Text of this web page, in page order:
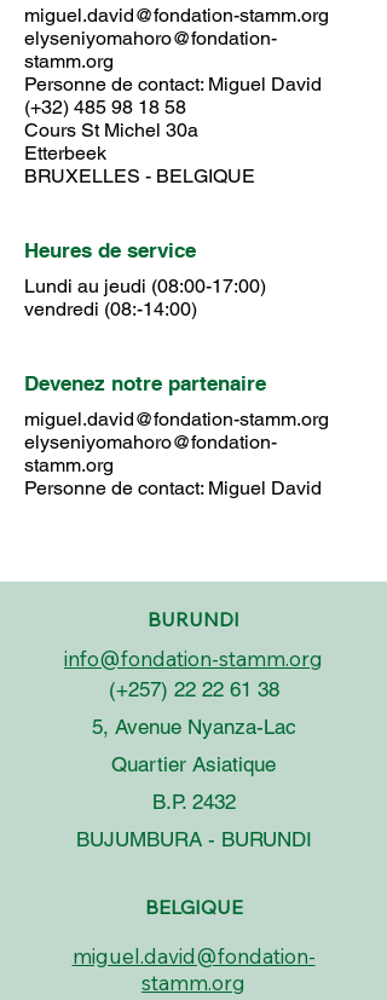
miguel.david@fondation-stamm.org
elyseniyomahoro@fondation-
stamm.org
Personne de contact: Miguel David
(+32) 485 98 18 58
Cours St Michel 30a
Etterbeek
​BRUXELLES - BELGIQUE
Heures de service
Lundi au jeudi (08:00-17:00)
vendredi (08:-14:00)
Devenez notre partenaire
miguel.david@fondation-stamm.org
elyseniyomahoro@fondation-
stamm.org
Personne de contact: Miguel David
BURUNDI
info@fondation-stamm.org
(+257) 22 22 61 38
5, Avenue Nyanza-Lac
Quartier Asiatique
B.P. 2432
BUJUMBURA - BURUNDI
BELGIQUE
miguel.david@fondation-
stamm.org